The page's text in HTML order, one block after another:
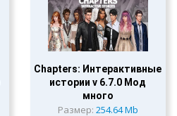
Chapters: Интерактивные
истории v 6.7.0 Мод
много
Размер: 254.64 Mb